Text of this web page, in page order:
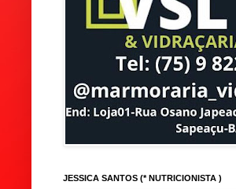
JESSICA SANTOS (* NUTRICIONISTA )